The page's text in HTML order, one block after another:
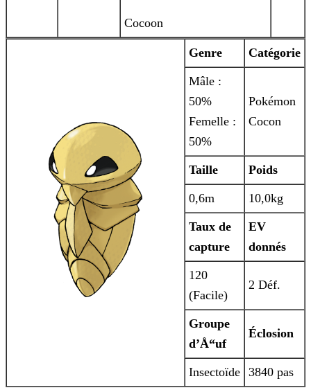
Cocoon
Genre Catégorie
Mâle :
50%
Femelle :
50%
Pokémon
Cocon
Taille Poids
0,6m 10,0kg
Taux de
capture
EV
donnés
120
(Facile)
2 Déf.
Groupe
d’Å“uf
Éclosion
Insectoïde 3840 pas